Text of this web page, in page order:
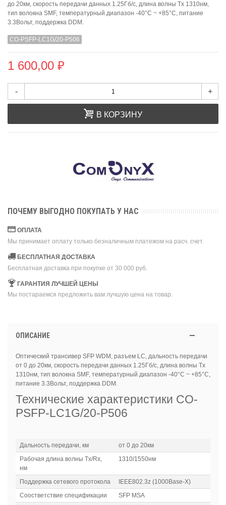
до 20км, скорость передачи данных 1.25Гб/с, длина волны Tx 1310нм,
тип волокна SMF, температурный диапазон -40°C ~ +85°C, питание
3.3Вольт, поддержка DDM.
CO-PSFP-LC1G/20-P506
1 600,00 ₽
- +
В КОРЗИНУ
ПОЧЕМУ ВЫГОДНО ПОКУПАТЬ У НАС
ОПЛАТА
Мы принимает оплату только безналичным платежом на расч. счет.
БЕСПЛАТНАЯ ДОСТАВКА
Бесплатная доставка при покупке от 30 000 руб.
ГАРАНТИЯ ЛУЧШЕЙ ЦЕНЫ
Мы постараемся предложить вам лучшую цена на товар.
ОПИСАНИЕ
Оптический трансивер SFP WDM, разъем LC, дальность передачи
от 0 до 20км, скорость передачи данных 1.25Гб/с, длина волны Tx
1310нм, тип волокна SMF, температурный диапазон -40°C ~ +85°C,
питание 3.3Вольт, поддержка DDM.
Технические характеристики CO-
PSFP-LC1G/20-P506
Дальность передачи, км
от 0 до 20км
Рабочая длина волны Tx/Rx,
нм
1310/1550нм
Поддержка сетевого протокола
IEEE802.3z (1000Base-X)
Соостветствие спецификации
SFP MSA